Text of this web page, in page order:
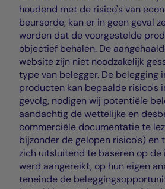
houdend met de risico's van
beursorde, kan er in geen geval
worden dat de voorgestelde
objectief behalen. De
website zijn niet noodzakelijk
type van belegger. De belegging
producten kan bepaalde risico's
gevolg, nodigen wij potentiële
aandachtig de wettelijke en
commerciële documentatie te
bijzonder de gelopen risico's) en
zich uitsluitend te baseren op
werd aangereikt, op hun eigen
teneinde de